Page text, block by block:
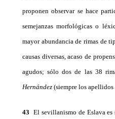
propo­nen observar se hace
semejanzas morfológicas o
mayor abundancia de rimas de
causas diversas, acaso de
agudos; sólo dos de las 38
Hernández (siempre los apellidos
43 El sevillanismo de Eslava es